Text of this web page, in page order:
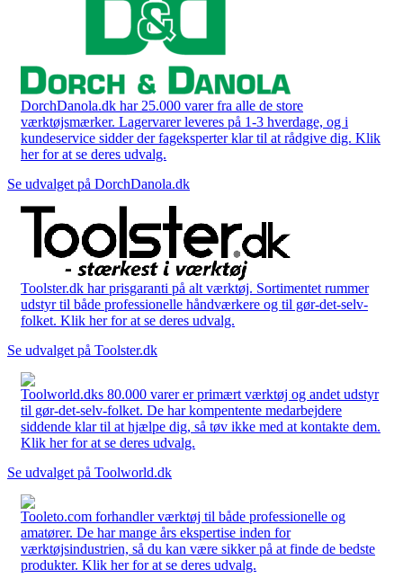
DorchDanola.dk har 25.000 varer fra alle de store
værktøjsmærker. Lagervarer leveres på 1-3 hverdage, og i
kundeservice sidder der fageksperter klar til at rådgive dig. Klik
her for at se deres udvalg.
Se udvalget på DorchDanola.dk
Toolster.dk har prisgaranti på alt værktøj. Sortimentet rummer
udstyr til både professionelle håndværkere og til gør-det-selv-
folket. Klik her for at se deres udvalg.
Se udvalget på Toolster.dk
Toolworld.dks 80.000 varer er primært værktøj og andet udstyr
til gør-det-selv-folket. De har kompentente medarbejdere
siddende klar til at hjælpe dig, så tøv ikke med at kontakte dem.
Klik her for at se deres udvalg.
Se udvalget på Toolworld.dk
Tooleto.com forhandler værktøj til både professionelle og
amatører. De har mange års ekspertise inden for
værktøjsindustrien, så du kan være sikker på at finde de bedste
produkter. Klik her for at se deres udvalg.